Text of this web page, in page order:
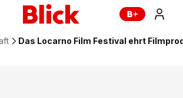
Das Locarno Film Festival ehrt